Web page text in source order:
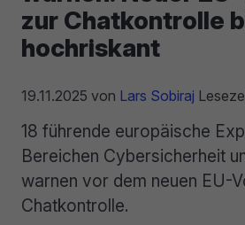
zur Chatkontrolle
hochriskant
19.11.2025 von Lars Sobiraj
18 führende europäische
Bereichen Cybersicherheit
warnen vor dem neuen EU-
Chatkontrolle.